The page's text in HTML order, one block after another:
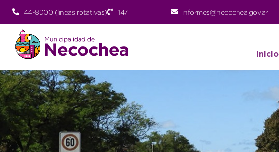
44-8000 (lineas rotativas) 147 informes@necochea.gov.ar
Inicio